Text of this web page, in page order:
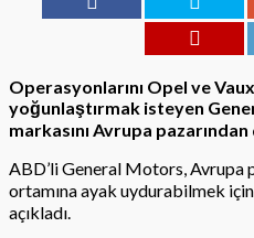
Operasyonlarını Opel ve
yoğunlaştırmak isteyen
markasını Avrupa
ABD’li General Motors, Avrupa
ortamına ayak uydurabilmek
açıkladı.